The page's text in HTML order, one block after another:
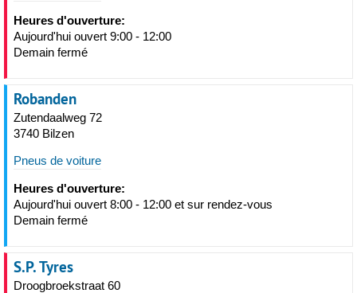
Heures d'ouverture:
Aujourd'hui ouvert 9:00 - 12:00
Demain fermé
Robanden
Zutendaalweg 72
3740 Bilzen
Pneus de voiture
Heures d'ouverture:
Aujourd'hui ouvert 8:00 - 12:00 et sur rendez-vous
Demain fermé
S.P. Tyres
Droogbroekstraat 60